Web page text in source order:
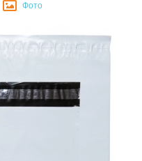
Фото